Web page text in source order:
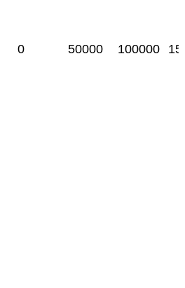
0 50000 100000